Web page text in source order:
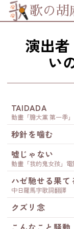
歌の胡
演出
い
鏈結TAIDADA
動畫「膽大黨 第一季
秒針を噛む
嘘じゃない
動畫「我的鬼女孩」
ハゼ馳せる果て
中日羅馬字歌詞翻譯
クズリ念